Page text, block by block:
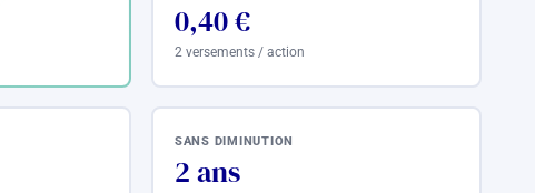
0,40 €
2 versements / action
SANS DIMINUTION
2 ans